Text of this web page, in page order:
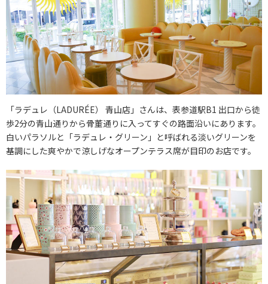
「ラデュレ（LADURÉE） 青山店」さんは、表参道駅B1 出口から徒
歩2分の青山通りから骨董通りに入ってすぐの路面沿いにあります。
白いパラソルと「ラデュレ・グリーン」と呼ばれる淡いグリーンを
基調にした爽やかで涼しげなオープンテラス席が目印のお店です。